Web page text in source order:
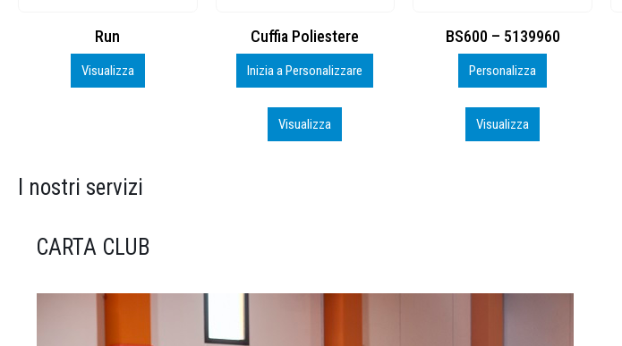
Cuffia Poliestere
Inizia a Personalizzare
BS600 – 5139960
Personalizza
Visualizza
Toppe ricamate in HD
Personalizza
Visualizza
I nostri servizi
CARTA CLUB